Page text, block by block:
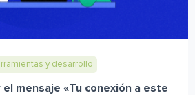
y desarrollo
el mensaje «Tu conexión a este